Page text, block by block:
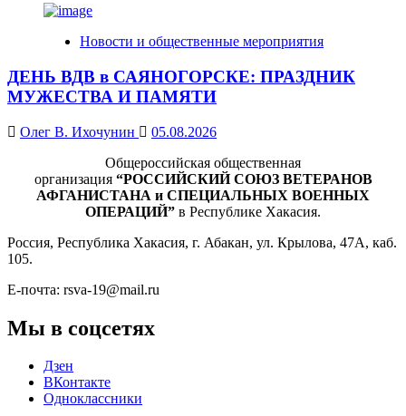
Новости и общественные мероприятия
ДЕНЬ ВДВ в САЯНОГОРСКЕ: ПРАЗДНИК
МУЖЕСТВА И ПАМЯТИ
Олег В. Ихочунин
05.08.2026
Общероссийская общественная
организация “РОССИЙСКИЙ СОЮЗ ВЕТЕРАНОВ
АФГАНИСТАНА и СПЕЦИАЛЬНЫХ ВОЕННЫХ
ОПЕРАЦИЙ” в Республике Хакасия.
Россия, Республика Хакасия, г. Абакан, ул. Крылова, 47А, каб.
105.
Е-почта: rsva-19@mail.ru
Мы в соцсетях
Дзен
ВКонтакте
Одноклассники